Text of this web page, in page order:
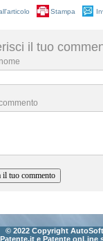
Stampa
il tuo
© 2022 Copyright
e Patente onLine